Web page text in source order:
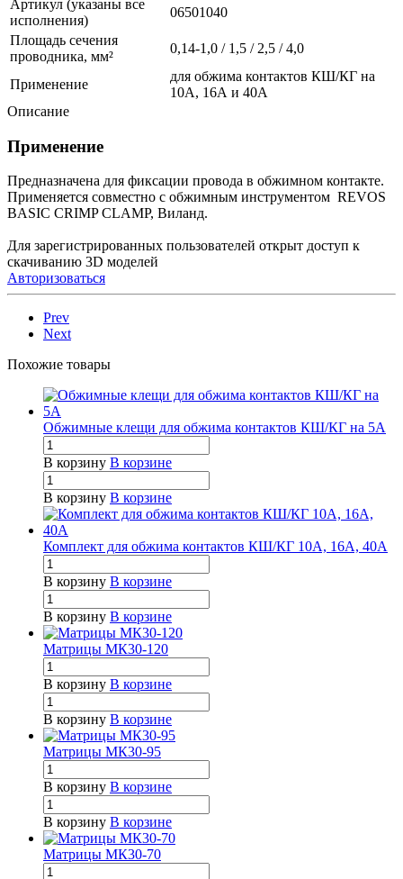
Артикул (указаны все
исполнения)
06501040
Площадь сечения
проводника, мм²
0,14-1,0 / 1,5 / 2,5 / 4,0
Применение
для обжима контактов КШ/КГ на
10А, 16А и 40А
Описание
Применение
Предназначена для фиксации провода в обжимном контакте.
Применяется совместно с обжимным инструментом REVOS
BASIC CRIMP CLAMP, Виланд.
Для зарегистрированных пользователей открыт доступ к
скачиванию 3D моделей
Авторизоваться
Prev
Next
Похожие товары
Обжимные клещи для обжима контактов КШ/КГ на 5А
В корзину В корзине
В корзину В корзине
Комплект для обжима контактов КШ/КГ 10А, 16А, 40А
В корзину В корзине
В корзину В корзине
Матрицы МК30-120
В корзину В корзине
В корзину В корзине
Матрицы МК30-95
В корзину В корзине
В корзину В корзине
Матрицы МК30-70